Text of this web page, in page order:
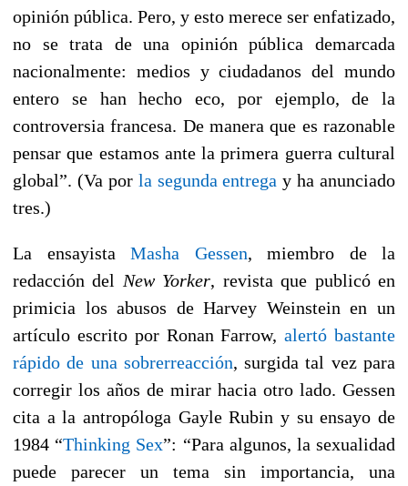
opinión pública. Pero, y esto merece ser enfatizado,
no se trata de una opinión pública demarcada
nacionalmente: medios y ciudadanos del mundo
entero se han hecho eco, por ejemplo, de la
controversia francesa. De manera que es razonable
pensar que estamos ante la primera guerra cultural
global”. (Va por la segunda entrega y ha anunciado
tres.)
La ensayista Masha Gessen, miembro de la
redacción del New Yorker, revista que publicó en
primicia los abusos de Harvey Weinstein en un
artículo escrito por Ronan Farrow,alertó bastante
rápido de una sobrerreacción, surgida tal vez para
corregir los años de mirar hacia otro lado. Gessen
cita a la antropóloga Gayle Rubin y su ensayo de
1984 “Thinking Sex”: “Para algunos, la sexualidad
puede parecer un tema sin importancia, una